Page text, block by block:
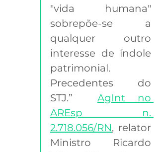
"vida humana"
sobrepõe-se a
qualquer outro
interesse de índole
patrimonial.
Precedentes do
STJ.” AgInt no
AREsp n.
2.718.056/RN, relator
Ministro Ricardo